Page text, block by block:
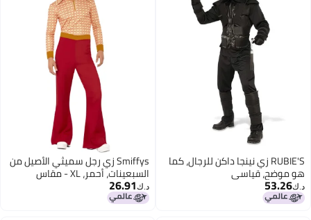
RUBIE'S زي نينجا داكن للرجال، كما
هو موضح، قياسي
د.ك‏53.26
Smiffys زي رجل سميثي الأصيل من
السبعينات، أحمر، XL - مقاس
46"-48" أمريكي
د.ك‏26.91